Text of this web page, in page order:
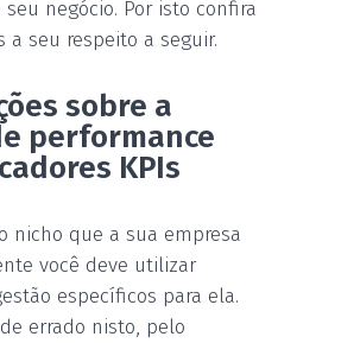
negócio. Por isto confira
a seu respeito a seguir.
sobre a
performance
KPIs
nicho que a sua empresa
você deve utilizar
específicos para ela.
errado nisto, pelo